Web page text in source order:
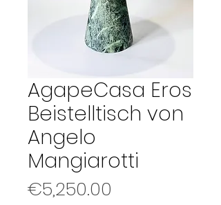
AgapeCasa Eros
Beistelltisch von
Angelo
Mangiarotti
€5,250.00